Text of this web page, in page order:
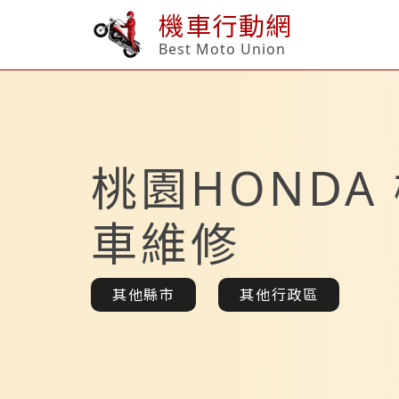
機車行動網
Best Moto Union
桃園HONDA
車維修
其他縣市 其他行政區